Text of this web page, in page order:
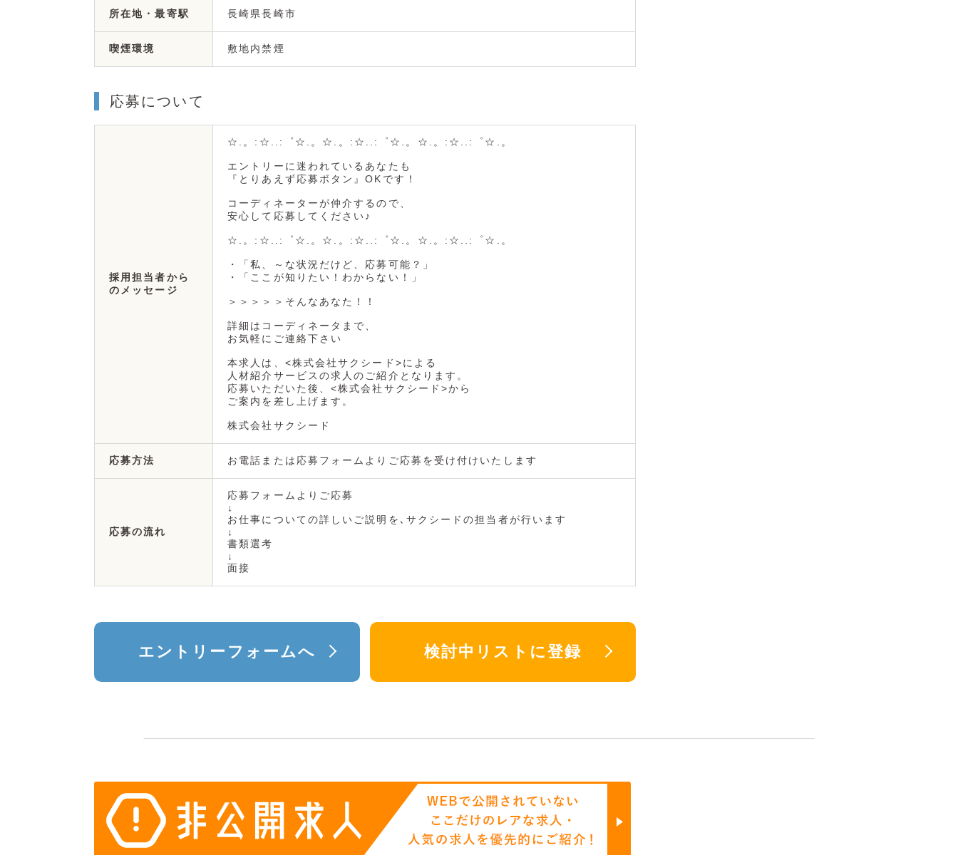
所在地・最寄駅 長崎県長崎市
喫煙環境 敷地内禁煙
応募について
採用担当者から
のメッセージ
☆.。:☆..:゜☆.。☆.。:☆..:゜☆.。☆.。:☆..:゜☆.。
エントリーに迷われているあなたも
『とりあえず応募ボタン』OKです！
コーディネーターが仲介するので、
安心して応募してください♪
☆.。:☆..:゜☆.。☆.。:☆..:゜☆.。☆.。:☆..:゜☆.。
・「私、～な状況だけど、応募可能？」
・「ここが知りたい！わからない！」
＞＞＞＞＞そんなあなた！！
詳細はコーディネータまで、
お気軽にご連絡下さい
本求人は、<株式会社サクシード>による
人材紹介サービスの求人のご紹介となります。
応募いただいた後、<株式会社サクシード>から
ご案内を差し上げます。
株式会社サクシード
応募方法 お電話または応募フォームよりご応募を受け付けいたします
応募の流れ
応募フォームよりご応募
↓
お仕事についての詳しいご説明を､サクシードの担当者が行います
↓
書類選考
↓
面接
エントリーフォームへ 検討中リストに登録